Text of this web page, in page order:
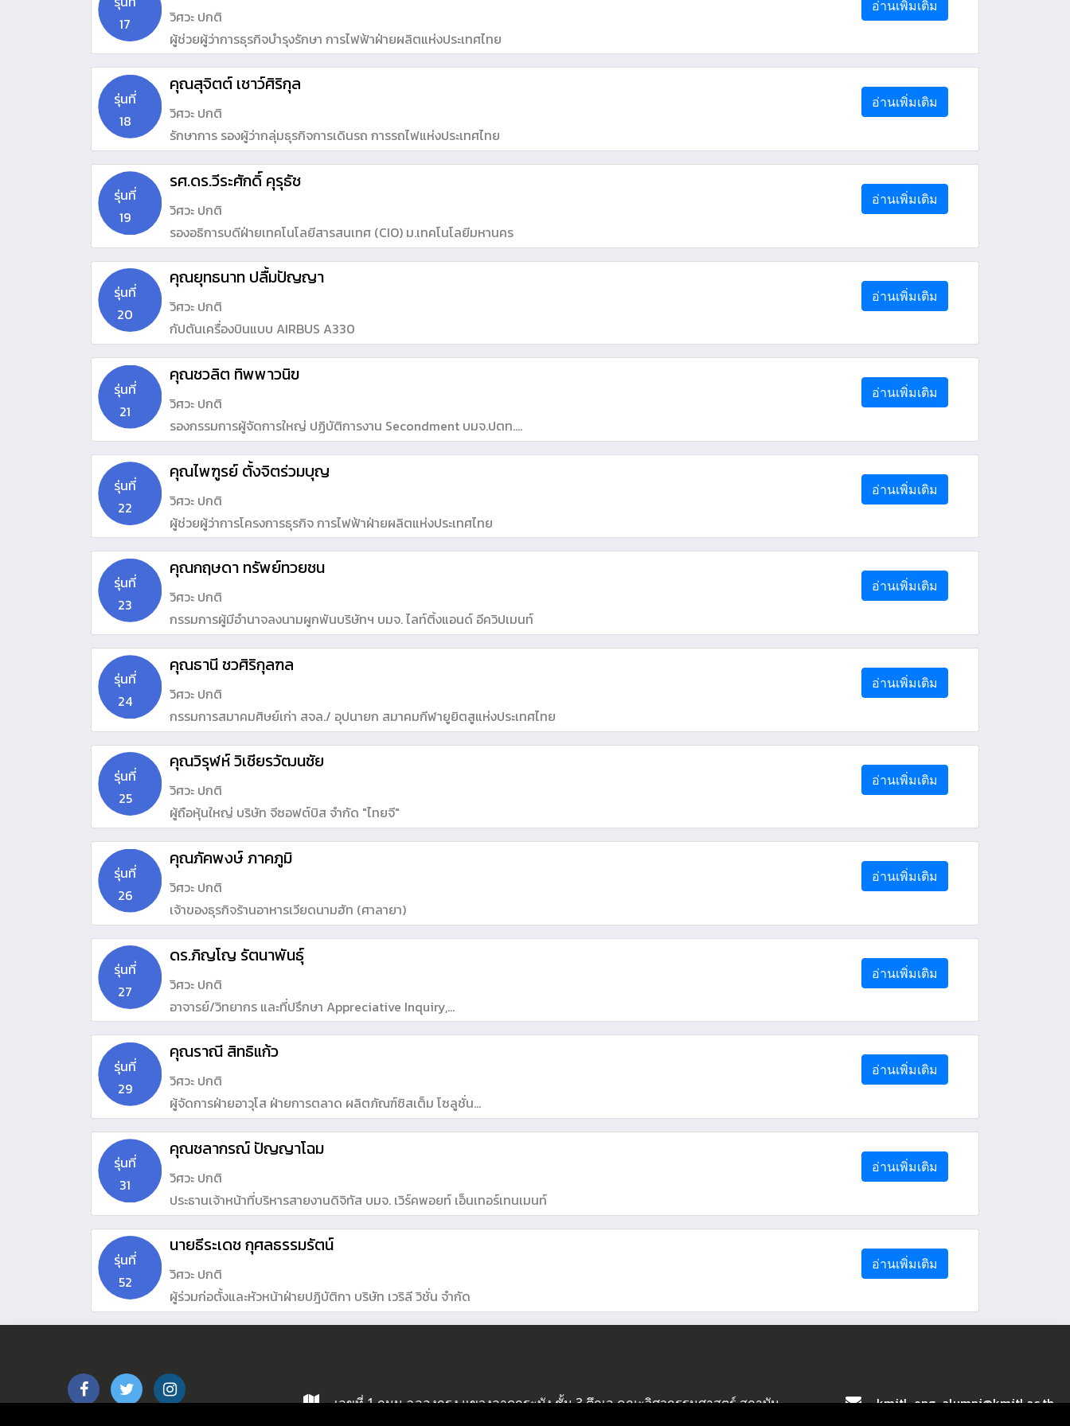
17
วิศวะ ปกติ
ผู้ช่วยผู้ว่าการธุรกิจบำรุงรักษา การไฟฟ้าฝ่ายผลิตแห่งประเทศไทย
อ่านเพิ่มเติม
รุ่นที่
18
คุณสุจิตต์ เชาว์ศิริกุล
วิศวะ ปกติ
รักษาการ รองผู้ว่ากลุ่มธุรกิจการเดินรถ การรถไฟแห่งประเทศไทย
อ่านเพิ่มเติม
รุ่นที่
19
รศ.ดร.วีระศักดิ์ คุรุธัช
วิศวะ ปกติ
รองอธิการบดีฝ่ายเทคโนโลยีสารสนเทศ (CIO) ม.เทคโนโลยีมหานคร
อ่านเพิ่มเติม
รุ่นที่
20
คุณยุทธนาท ปลื้มปัญญา
วิศวะ ปกติ
กัปตันเครื่องบินแบบ AIRBUS A330
อ่านเพิ่มเติม
รุ่นที่
21
คุณชวลิต ทิพพาวนิฃ
วิศวะ ปกติ
รองกรรมการผู้จัดการใหญ่ ปฏิบัติการงาน Secondment บมจ.ปตท.
ในตำแหน่ง ประธานเจ้าหน้าที่บริหารและ กรรมการผู้จัดการใหญ่
อ่านเพิ่มเติม
รุ่นที่
22
คุณไพฑูรย์ ตั้งจิตร่วมบุญ
วิศวะ ปกติ
ผู้ช่วยผู้ว่าการโครงการธุรกิจ การไฟฟ้าฝ่ายผลิตแห่งประเทศไทย
อ่านเพิ่มเติม
รุ่นที่
23
คุณกฤษดา ทรัพย์ทวยชน
วิศวะ ปกติ
กรรมการผู้มีอำนาจลงนามผูกพันบริษัทฯ บมจ. ไลท์ติ้งแอนด์ อีควิปเมนท์
อ่านเพิ่มเติม
รุ่นที่
24
คุณธานี ชวศิริกุลฑล
วิศวะ ปกติ
กรรมการสมาคมศิษย์เก่า สจล./ อุปนายก สมาคมกีฬายูยิตสูแห่งประเทศไทย
อ่านเพิ่มเติม
รุ่นที่
25
คุณวิรุฬห์ วิเชียรวัฒนชัย
วิศวะ ปกติ
ผู้ถือหุ้นใหญ่ บริษัท จีซอฟต์บิส จำกัด "ไทยจี"
อ่านเพิ่มเติม
รุ่นที่
26
คุณภัคพงษ์ ภาคภูมิ
วิศวะ ปกติ
เจ้าของธุรกิจร้านอาหารเวียดนามฮัท (ศาลายา)
อ่านเพิ่มเติม
รุ่นที่
27
ดร.ภิญโญ รัตนาพันธุ์
วิศวะ ปกติ
อาจารย์/วิทยากร และที่ปรึกษา Appreciative Inquiry,
อ่านเพิ่มเติม
รุ่นที่
29
คุณราณี สิทธิแก้ว
วิศวะ ปกติ
ผู้จัดการฝ่ายอาวุโส ฝ่ายการตลาด ผลิตภัณฑ์ซิสเต็ม โซลูชั่น
อ่านเพิ่มเติม
รุ่นที่
31
คุณชลากรณ์ ปัญญาโฉม
วิศวะ ปกติ
ประธานเจ้าหน้าที่บริหารสายงานดิจิทัส บมจ. เวิร์คพอยท์ เอ็นเทอร์เทนเมนท์
อ่านเพิ่มเติม
รุ่นที่
52
นายธีระเดช กุศลธรรมรัตน์
วิศวะ ปกติ
ผู้ร่วมก่อตั้งและหัวหน้าฝ่ายปฎิบัติกา บริษัท เวริลี วิชั่น จำกัด
อ่านเพิ่มเติม
เลขที่ 1 ถนน ฉลองกรุง แขวงลาดกระบัง ชั้น 3 ตึกเอ คณะวิศวกรรมศาสตร์ สถาบัน
kmitl-eng-alumni@kmitl.ac.th